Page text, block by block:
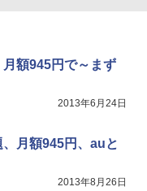
額945円で～まず
2013年6月24日
月額945円、auと
2013年8月26日